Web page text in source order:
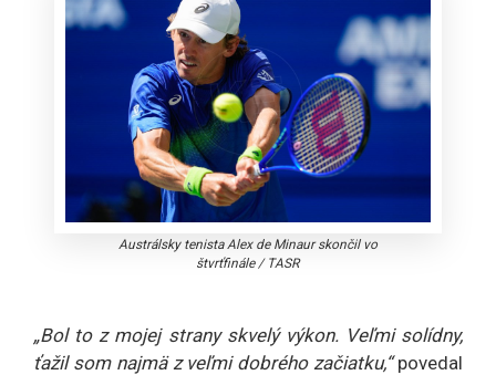
Austrálsky tenista Alex de Minaur skončil vo
štvrťfinále/ TASR
„Bol to z mojej strany skvelý výkon. Veľmi solídny,
ťažil som najmä z veľmi dobrého začiatku,“povedal